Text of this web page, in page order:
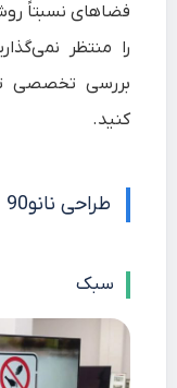
فضاهای نسبتاً
را منتظر
کنید.
طراحی نانو90
سبک